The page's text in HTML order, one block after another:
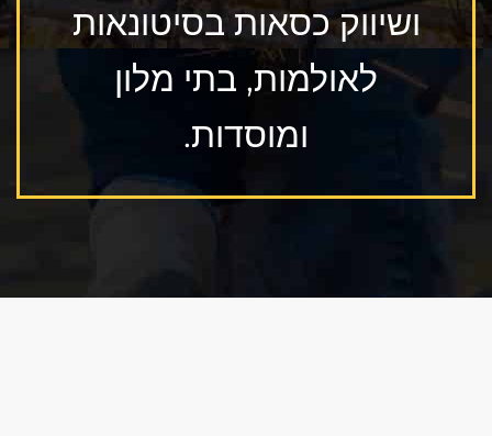
ושיווק כסאות בסיטונאות
לאולמות, בתי מלון
ומוסדות.